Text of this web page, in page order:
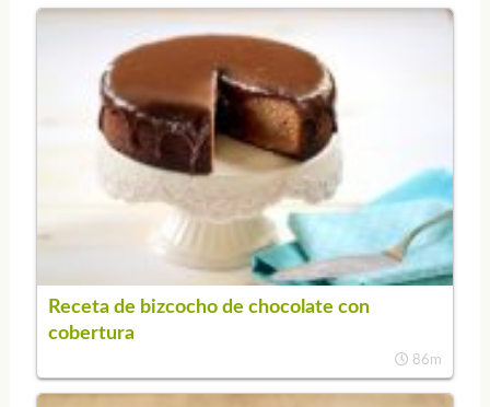
Receta de bizcocho de chocolate con
cobertura
86m